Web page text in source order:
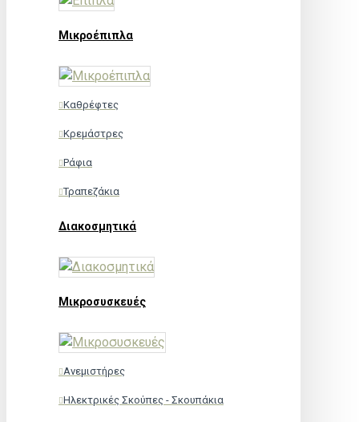
Μικροέπιπλα
Καθρέφτες
Κρεμάστρες
Ράφια
Τραπεζάκια
Διακοσμητικά
Μικροσυσκευές
Ανεμιστήρες
Ηλεκτρικές Σκούπες - Σκουπάκια